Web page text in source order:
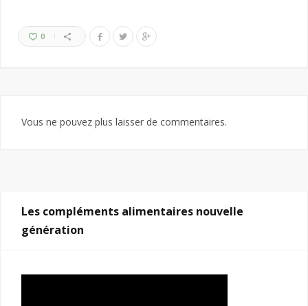
0
Vous ne pouvez plus laisser de commentaires.
Les compléments alimentaires nouvelle
génération